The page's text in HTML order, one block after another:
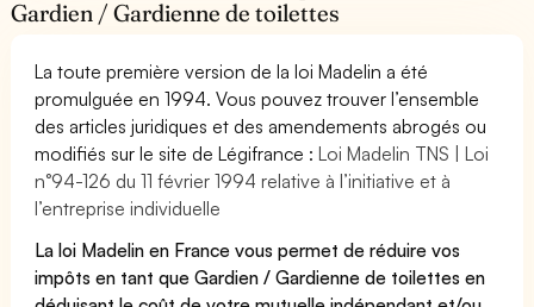
Gardien / Gardienne de toilettes
La toute première version de la loi Madelin a été
promulguée en 1994. Vous pouvez trouver l’ensemble
des articles juridiques et des amendements abrogés ou
modifiés sur le site de Légifrance :Loi Madelin TNS | Loi
n°94-126 du 11 février 1994 relative à l’initiative et à
l’entreprise individuelle
La loi Madelin en France vous permet de réduire vos
impôts en tant que Gardien / Gardienne de toilettes en